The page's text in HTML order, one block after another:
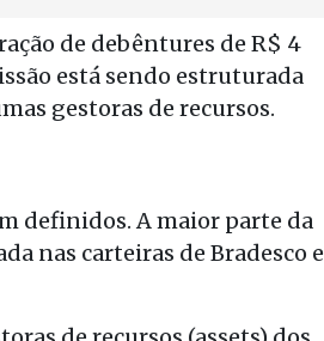
de debêntures de R$ 4
está sendo estruturada
gestoras de recursos.
definidos. A maior parte da
nas carteiras de Bradesco e